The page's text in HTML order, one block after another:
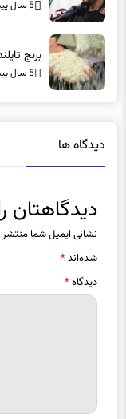
5 سال پیش
برنج
5 سال پیش
دیدگاه ها
دیدگاهتان
نشانی ایمیل شما
شده‌اند*
دیدگاه*